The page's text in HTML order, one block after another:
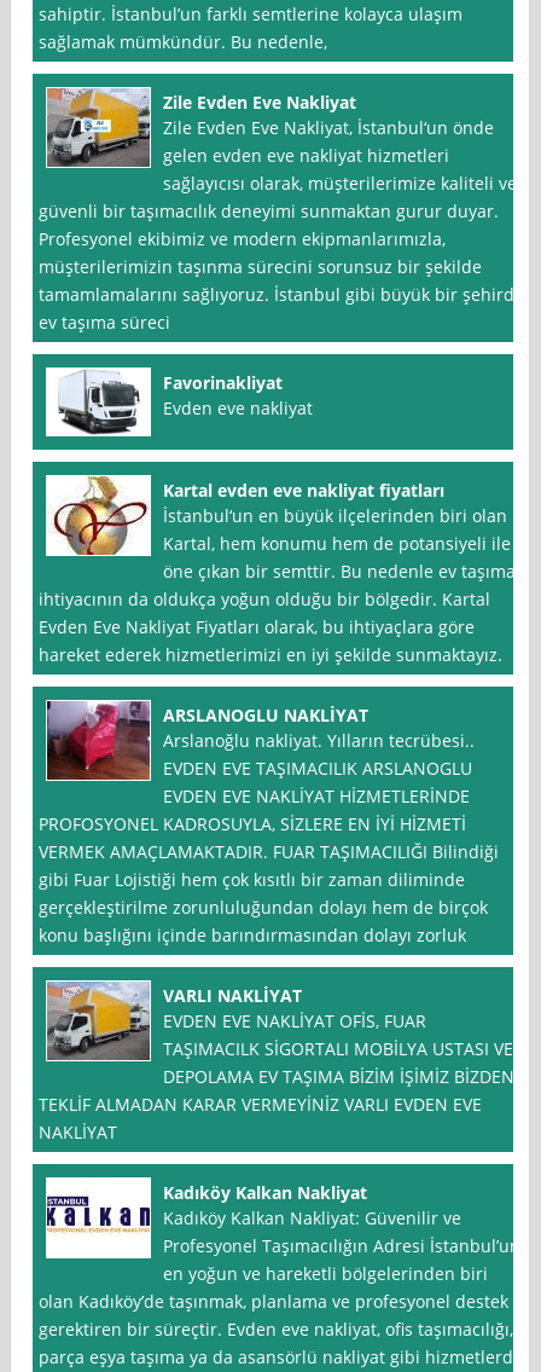
sahiptir. İstanbul’un farklı semtlerine kolayca ulaşım
sağlamak mümkündür. Bu nedenle,
Zile Evden Eve Nakliyat
Zile Evden Eve Nakliyat, İstanbul‘un önde
gelen evden eve nakliyat hizmetleri
sağlayıcısı olarak, müşterilerimize kaliteli ve
güvenli bir taşımacılık deneyimi sunmaktan gurur duyar.
Profesyonel ekibimiz ve modern ekipmanlarımızla,
müşterilerimizin taşınma sürecini sorunsuz bir şekilde
tamamlamalarını sağlıyoruz. İstanbul gibi büyük bir şehirde
ev taşıma süreci
Favorinakliyat
Evden eve nakliyat
Kartal evden eve nakliyat fiyatları
İstanbul‘un en büyük ilçelerinden biri olan
Kartal, hem konumu hem de potansiyeli ile
öne çıkan bir semttir. Bu nedenle ev taşıma
ihtiyacının da oldukça yoğun olduğu bir bölgedir. Kartal
Evden Eve Nakliyat Fiyatları olarak, bu ihtiyaçlara göre
hareket ederek hizmetlerimizi en iyi şekilde sunmaktayız.
ARSLANOGLU NAKLİYAT
Arslanoğlu nakliyat. Yılların tecrübesi..
EVDEN EVE TAŞIMACILIK ARSLANOGLU
EVDEN EVE NAKLİYAT HİZMETLERİNDE
PROFOSYONEL KADROSUYLA, SİZLERE EN İYİ HİZMETİ
VERMEK AMAÇLAMAKTADIR. FUAR TAŞIMACILIĞI Bilindiği
gibi Fuar Lojistiği hem çok kısıtlı bir zaman diliminde
gerçekleştirilme zorunluluğundan dolayı hem de birçok
konu başlığını içinde barındırmasından dolayı zorluk
VARLI NAKLİYAT
EVDEN EVE NAKLİYAT OFİS, FUAR
TAŞIMACILK SİGORTALI MOBİLYA USTASI VE
DEPOLAMA EV TAŞIMA BİZİM İŞİMİZ BİZDEN
TEKLİF ALMADAN KARAR VERMEYİNİZ VARLI EVDEN EVE
NAKLİYAT
Kadıköy Kalkan Nakliyat
Kadıköy Kalkan Nakliyat: Güvenilir ve
Profesyonel Taşımacılığın Adresi İstanbul’un
en yoğun ve hareketli bölgelerinden biri
olan Kadıköy’de taşınmak, planlama ve profesyonel destek
gerektiren bir süreçtir. Evden eve nakliyat, ofis taşımacılığı,
parça eşya taşıma ya da asansörlü nakliyat gibi hizmetlerde